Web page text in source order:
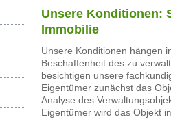
Unsere Konditionen:
Immobilie
Unsere Konditionen hängen
Beschaffenheit des zu
besichtigen unsere
Eigentümer zunächst das
Analyse des
Eigentümer wird das Objekt